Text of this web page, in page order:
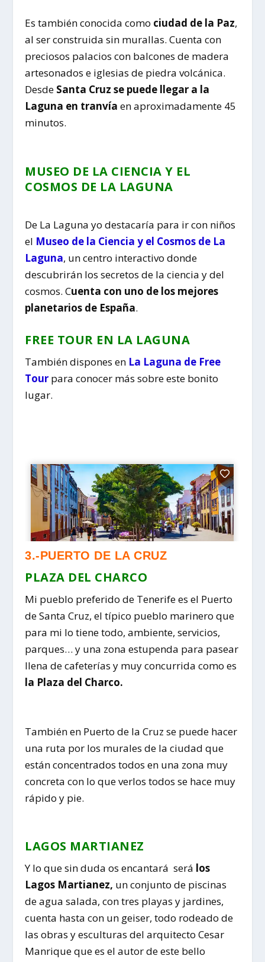
Es también conocida como ciudad de la Paz,
al ser construida sin murallas. Cuenta con
preciosos palacios con balcones de madera
artesonados e iglesias de piedra volcánica.
Desde Santa Cruz se puede llegar a la
Laguna en tranvía en aproximadamente 45
minutos.
MUSEO DE LA CIENCIA Y EL
COSMOS DE LA LAGUNA
De La Laguna yo destacaría para ir con niños
el Museo de la Ciencia y el Cosmos de La
Laguna, un centro interactivo donde
descubrirán los secretos de la ciencia y del
cosmos. Cuenta con uno de los mejores
planetarios de España.
FREE TOUR EN LA LAGUNA
También dispones en La Laguna de Free
Tour para conocer más sobre este bonito
lugar.
3.-PUERTO DE LA CRUZ
PLAZA DEL CHARCO
Mi pueblo preferido de Tenerife es el Puerto
de Santa Cruz, el típico pueblo marinero que
para mi lo tiene todo, ambiente, servicios,
parques… y una zona estupenda para pasear
llena de cafeterías y muy concurrida como es
la Plaza del Charco.
También en Puerto de la Cruz se puede hacer
una ruta por los murales de la ciudad que
están concentrados todos en una zona muy
concreta con lo que verlos todos se hace muy
rápido y pie.
LAGOS MARTIANEZ
Y lo que sin duda os encantará será los
Lagos Martianez, un conjunto de piscinas
de agua salada, con tres playas y jardines,
cuenta hasta con un geiser, todo rodeado de
las obras y esculturas del arquitecto Cesar
Manrique que es el autor de este bello